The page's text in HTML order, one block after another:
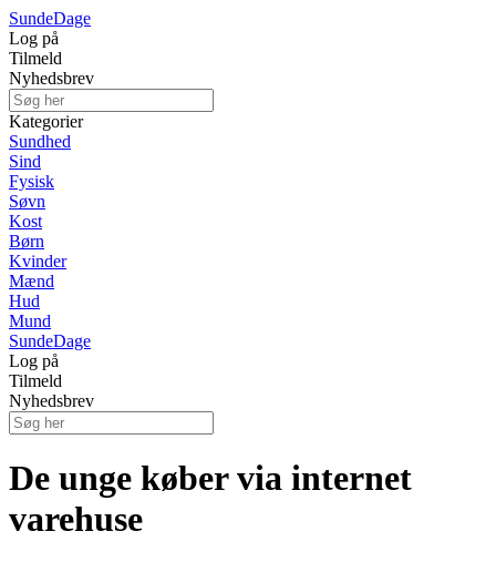
SundeDage
Log på
Tilmeld
Nyhedsbrev
Kategorier
Sundhed
Sind
Fysisk
Søvn
Kost
Børn
Kvinder
Mænd
Hud
Mund
SundeDage
Log på
Tilmeld
Nyhedsbrev
De unge køber via internet
varehuse